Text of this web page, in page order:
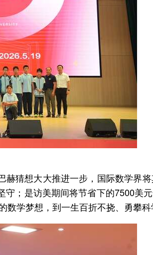
猜想大大推进一步，国际数学界
；是访美期间将节省下的7500美
学梦想，到一生百折不挠、勇攀科